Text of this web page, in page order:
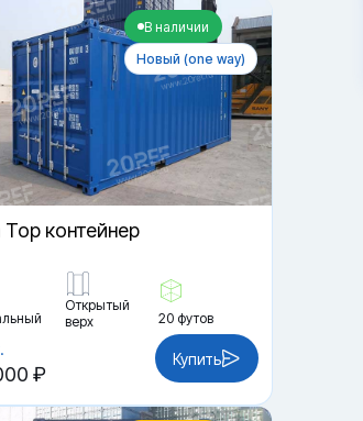
В наличии
Новый (one way)
Top контейнер
Открытый
верх
20 футов
₽
Купить